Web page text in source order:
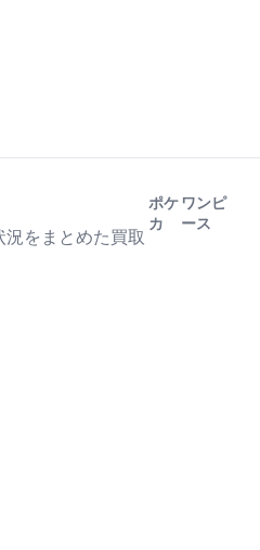
をまとめた買取
ポケ
カ
ワンピ
ース